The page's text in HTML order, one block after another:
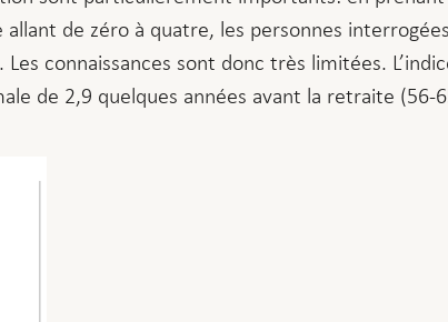
de zéro à quatre, les personnes
connaissances sont donc très limitées.
de 2,9 quelques années avant la retraite (56-